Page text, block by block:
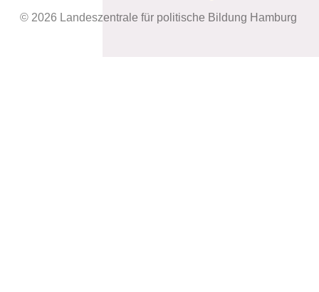
© 2026 Landeszentrale für politische Bildung Hamburg